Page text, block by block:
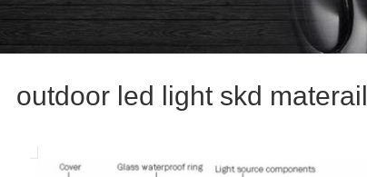
outdoor led light skd materail